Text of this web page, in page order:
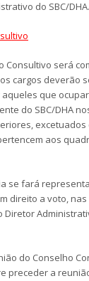
do SBC/DHA.
Consultivo será
cargos deverão
que
do SBC/DHA
excetuados
aos
se fará
direito a voto,
Diretor
do Conselho
preceder a